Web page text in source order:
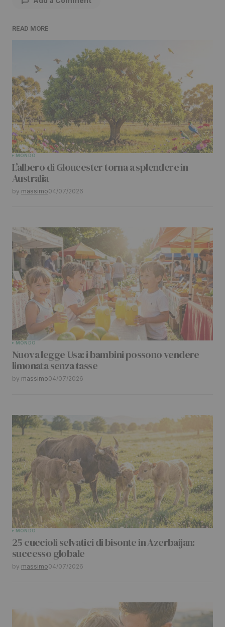
campi obbligatori sono contrassegnati*
Comment*
Your Name*
Your E-mail
READ MORE
MONDO
L’albero di Gloucester torna a splendere in
Australia
by massimo04/07/2026
MONDO
Nuova legge Usa: i bambini possono vendere
limonata senza tasse
by massimo04/07/2026
MONDO
25 cuccioli selvatici di bisonte in Azerbaijan:
successo globale
by massimo04/07/2026